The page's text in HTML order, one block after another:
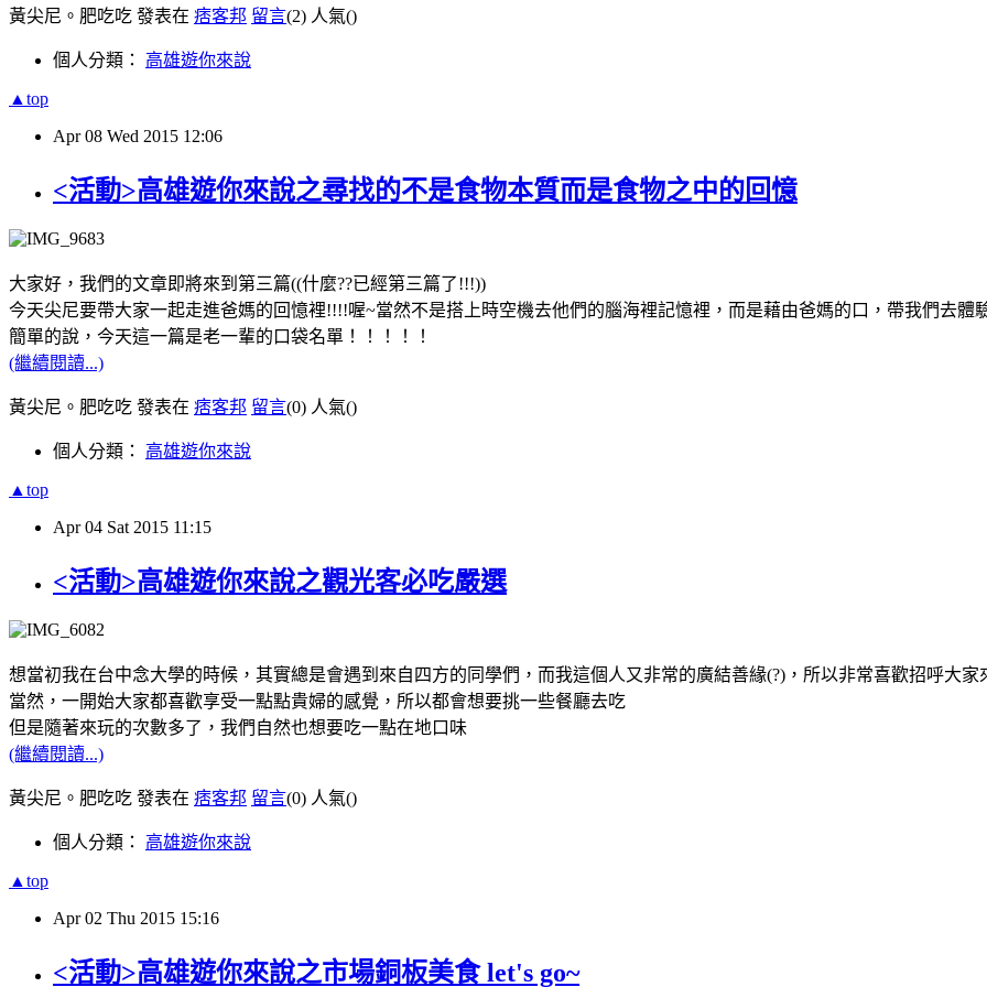
黃尖尼。肥吃吃 發表在 痞客邦 留言(2) 人氣()
個人分類： 高雄遊你來說
▲top
Apr 08 Wed 2015 12:06
<活動>高雄遊你來說之尋找的不是食物本質而是食物之中的回憶
大家好，我們的文章即將來到第三篇((什麼??已經第三篇了!!!))
今天尖尼要帶大家一起走進爸媽的回憶裡!!!!喔~當然不是搭上時空機去他們的腦海裡記憶裡，而是藉由爸媽的口，帶我們去體
簡單的說，今天這一篇是老一輩的口袋名單！！！！！
(繼續閱讀...)
黃尖尼。肥吃吃 發表在 痞客邦 留言(0) 人氣()
個人分類： 高雄遊你來說
▲top
Apr 04 Sat 2015 11:15
<活動>高雄遊你來說之觀光客必吃嚴選
想當初我在台中念大學的時候，其實總是會遇到來自四方的同學們，而我這個人又非常的廣結善緣(?)，所以非常喜歡招呼大家
當然，一開始大家都喜歡享受一點點貴婦的感覺，所以都會想要挑一些餐廳去吃
但是隨著來玩的次數多了，我們自然也想要吃一點在地口味
(繼續閱讀...)
黃尖尼。肥吃吃 發表在 痞客邦 留言(0) 人氣()
個人分類： 高雄遊你來說
▲top
Apr 02 Thu 2015 15:16
<活動>高雄遊你來說之市場銅板美食 let's go~